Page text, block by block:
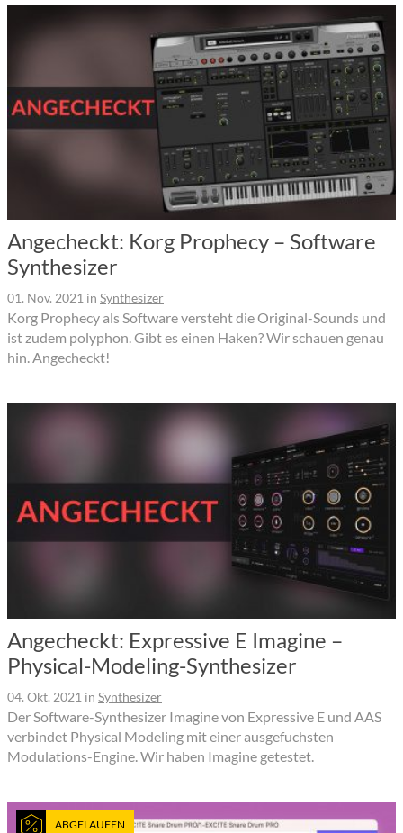
Angecheckt: Korg Prophecy – Software
Synthesizer
01. Nov. 2021 in Synthesizer
Korg Prophecy als Software versteht die Original-Sounds und
ist zudem polyphon. Gibt es einen Haken? Wir schauen genau
hin. Angecheckt!
Angecheckt: Expressive E Imagine –
Physical-Modeling-Synthesizer
04. Okt. 2021 in Synthesizer
Der Software-Synthesizer Imagine von Expressive E und AAS
verbindet Physical Modeling mit einer ausgefuchsten
Modulations-Engine. Wir haben Imagine getestet.
ABGELAUFEN